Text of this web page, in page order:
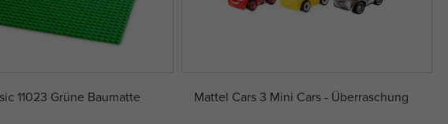
11023 Grüne Baumatte Mattel Cars 3 Mini Cars - Überraschung